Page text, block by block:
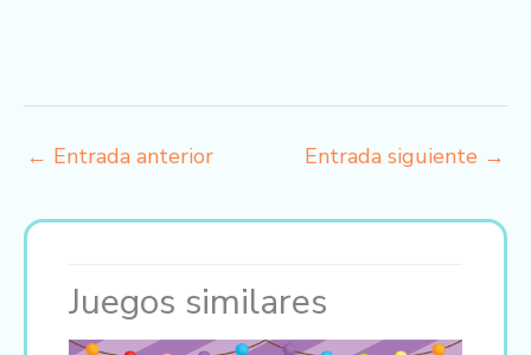
← Entrada anterior Entrada siguiente →
Juegos similares